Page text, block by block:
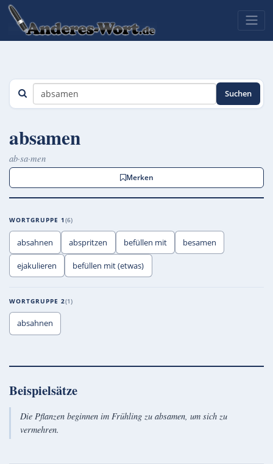
Suchen
absamen
ab·sa·men
Merken
WORTGRUPPE 1 6
absahnen abspritzen befüllen mit besamen
ejakulieren befüllen mit (etwas)
WORTGRUPPE 2 1
absahnen
Beispielsätze
Die Pflanzen beginnen im Frühling zu absamen, um sich zu
vermehren.